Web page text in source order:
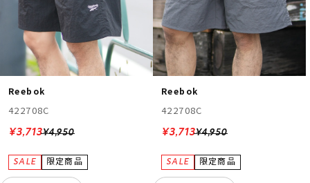
Reebok
422708C
¥4,950
¥3,713
Reebok
422708C
¥4,950
¥3,713